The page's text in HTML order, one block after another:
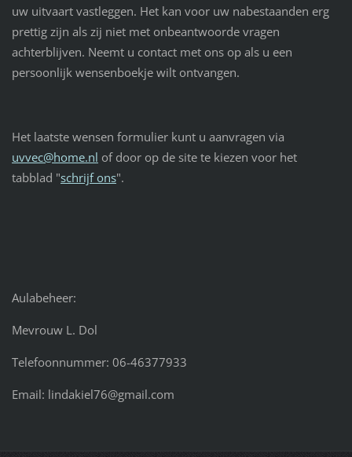
uw uitvaart vastleggen. Het kan voor uw nabestaanden erg
prettig zijn als zij niet met onbeantwoorde vragen
achterblijven. Neemt u contact met ons op als u een
persoonlijk wensenboekje wilt ontvangen.
Het laatste wensen formulier kunt u aanvragen via
uvvec@home.nl of door op de site te kiezen voor het
tabblad "schrijf ons".
Aulabeheer:
Mevrouw L. Dol
Telefoonnummer: 06-46377933
Email: lindakiel76@gmail.com